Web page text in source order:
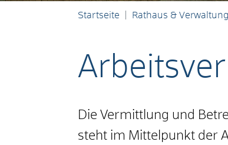
Startseite Rathaus & Verwaltung
Die Vermittlung und
steht im Mittelpunkt der